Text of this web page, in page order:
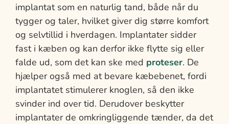
implantat som en naturlig tand, både når du
tygger og taler, hvilket giver dig større komfort
og selvtillid i hverdagen. Implantater sidder
fast i kæben og kan derfor ikke flytte sig eller
falde ud, som det kan ske med proteser. De
hjælper også med at bevare kæbebenet, fordi
implantatet stimulerer knoglen, så den ikke
svinder ind over tid. Derudover beskytter
implantater de omkringliggende tænder, da det